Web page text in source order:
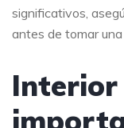
significativos,
antes de tomar
Interior